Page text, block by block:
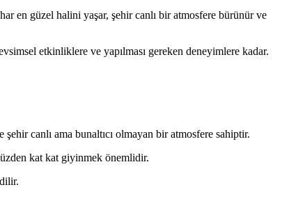
en güzel halini yaşar, şehir canlı bir atmosfere bürünür ve
etkinliklere ve yapılması gereken deneyimlere kadar.
canlı ama bunaltıcı olmayan bir atmosfere sahiptir.
kat kat giyinmek önemlidir.